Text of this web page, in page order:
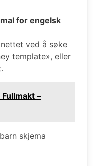
for engelsk
ved å søke
template», eller
–
skjema